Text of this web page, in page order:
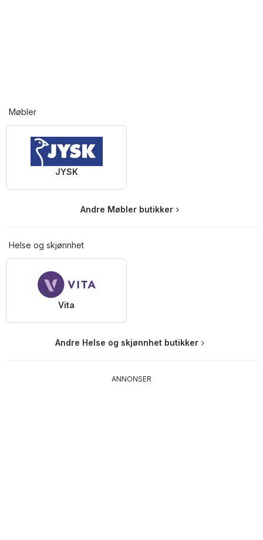
Møbler
JYSK
Andre Møbler butikker
Helse og skjønnhet
Vita
Andre Helse og skjønnhet butikker
ANNONSER